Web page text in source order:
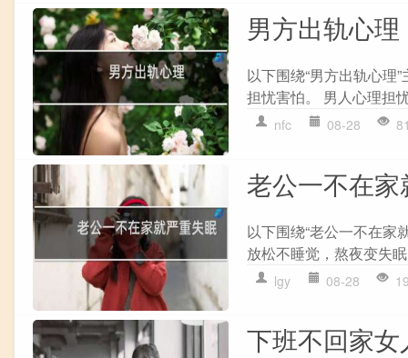
男方出轨心理
以下围绕“男方出轨心理
担忧害怕。 男人心理担
nfc 08-28
老公一不在
以下围绕“老公一不在家
放松不睡觉，熬夜变失
lgy 08-28
下班不回家